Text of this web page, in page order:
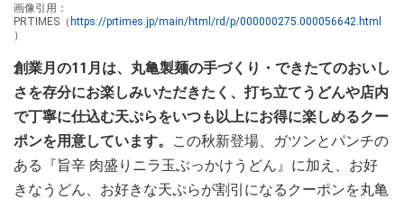
画像引用：
PRTIMES（ https://prtimes.jp/main/html/rd/p/000000275.000056642.html
）
創業月の11月は、丸亀製麺の手づくり・できたてのおいし
さを存分にお楽しみいただきたく、打ち立てうどんや店内
で丁寧に仕込む天ぷらをいつも以上にお得に楽しめるクー
ポンを用意しています。
この秋新登場、ガツンとパンチの
ある『旨辛 肉盛りニラ玉ぶっかけうどん』に加え、お好
きなうどん、お好きな天ぷらが割引になるクーポンを丸亀